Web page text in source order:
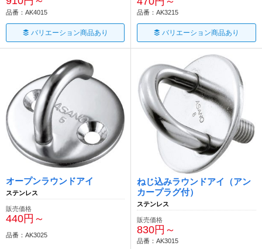
品番：AK4015
バリエーション商品あり
品番：AK3215
バリエーション商品あり
オープンラウンドアイ
ステンレス
販売価格
440円～
品番：AK3025
ねじ込みラウンドアイ（アン
カープラグ付）
ステンレス
販売価格
830円～
品番：AK3015